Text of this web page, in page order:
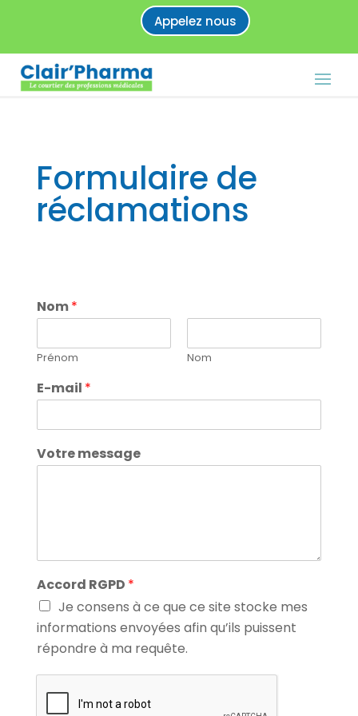
Appelez nous
Formulaire de
réclamations
Nom*
Prénom Nom
E-mail *
Votre message
Accord RGPD *
Je consens à ce que ce site stocke mes
informations envoyées afin qu’ils puissent
répondre à ma requête.